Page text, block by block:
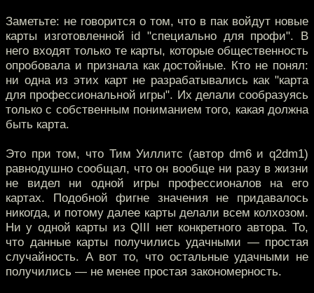
Заметьте: не говорится о том, что в пак войдут новые
карты изготовленной id "специально для профи". В
него входят только те карты, которые общественность
опробовала и признала как достойные. Кто не понял:
ни одна из этих карт не разрабатывались как "карта
для профессиональной игры". Их делали сообразуясь
только с собственным пониманием того, какая должна
быть карта.
Это при том, что Тим Уиллитс (автор dm6 и q2dm1)
равнодушно сообщал, что он вообще ни разу в жизни
не видел ни одной игры профессионалов на его
картах. Подобной фигне значения не придавалось
никогда, и потому далее карты делали всем колхозом.
Ни у одной карты из QIII нет конкретного автора. То,
что данные карты получились удачными — простая
случайность. А вот то, что остальные удачными не
получились — не менее простая закономерность.